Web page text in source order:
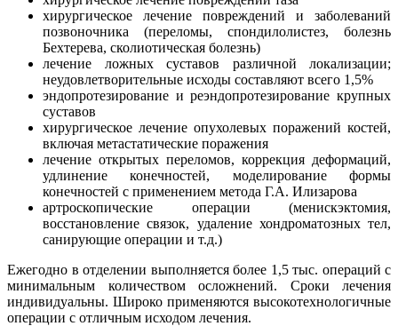
хирургическое лечение повреждений и заболеваний
позвоночника (переломы, спондилолистез, болезнь
Бехтерева, сколиотическая болезнь)
лечение ложных суставов различной локализации;
неудовлетворительные исходы составляют всего 1,5%
эндопротезирование и реэндопротезирование крупных
суставов
хирургическое лечение опухолевых поражений костей,
включая метастатические поражения
лечение открытых переломов, коррекция деформаций,
удлинение конечностей, моделирование формы
конечностей с применением метода Г.А. Илизарова
артроскопические операции (менискэктомия,
восстановление связок, удаление хондроматозных тел,
санирующие операции и т.д.)
Ежегодно в отделении выполняется более 1,5 тыс. операций с
минимальным количеством осложнений. Сроки лечения
индивидуальны. Широко применяются высокотехнологичные
операции с отличным исходом лечения.